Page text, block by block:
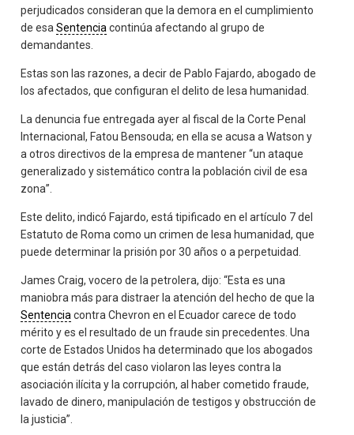
perjudicados consideran que la demora en el cumplimiento
de esaSentencia continúa afectando al grupo de
demandantes.
Estas son las razones, a decir de Pablo Fajardo, abogado de
los afectados, que configuran el delito de lesa humanidad.
La denuncia fue entregada ayer al fiscal de la Corte Penal
Internacional, Fatou Bensouda; en ella se acusa a Watson y
a otros directivos de la empresa de mantener “un ataque
generalizado y sistemático contra la población civil de esa
zona”.
Este delito, indicó Fajardo, está tipificado en el artículo 7 del
Estatuto de Roma como un crimen de lesa humanidad, que
puede determinar la prisión por 30 años o a perpetuidad.
James Craig, vocero de la petrolera, dijo: “Esta es una
maniobra más para distraer la atención del hecho de que la
Sentencia contra Chevron en el Ecuador carece de todo
mérito y es el resultado de un fraude sin precedentes. Una
corte de Estados Unidos ha determinado que los abogados
que están detrás del caso violaron las leyes contra la
asociación ilícita y la corrupción, al haber cometido fraude,
lavado de dinero, manipulación de testigos y obstrucción de
la justicia”.